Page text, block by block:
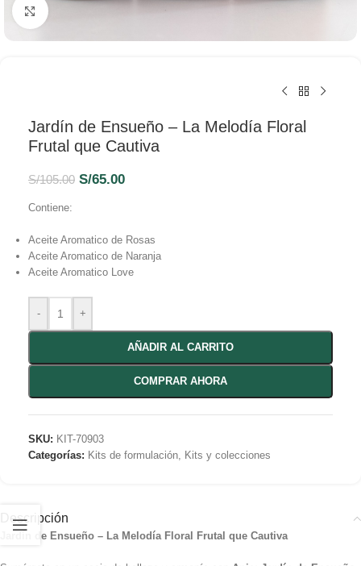
Haga Click para agrandar
Jardín de Ensueño – La Melodía Floral
Frutal que Cautiva
S/105.00 S/65.00
Contiene:
Aceite Aromatico de Rosas
Aceite Aromatico de Naranja
Aceite Aromatico Love
- +
AÑADIR AL CARRITO
COMPRAR AHORA
SKU: KIT-70903
Categorías: Kits de formulación, Kits y colecciones
Descripción
Jardín de Ensueño – La Melodía Floral Frutal que Cautiva